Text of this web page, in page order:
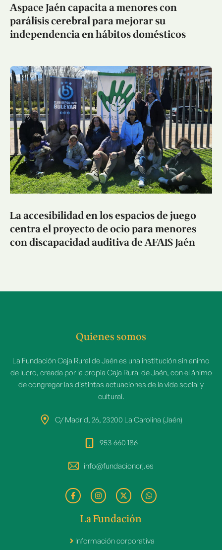
Aspace Jaén capacita a menores con
parálisis cerebral para mejorar su
independencia en hábitos domésticos
La accesibilidad en los espacios de juego
centra el proyecto de ocio para menores
con discapacidad auditiva de AFAIS Jaén
Quienes somos
La Fundación Caja Rural de Jaén es una institución sin animo
de lucro, creada por la propia Caja Rural de Jaén, con el ánimo
de congregar las distintas actuaciones de la vida social y
cultural.
C/ Madrid, 26, 23200 La Carolina (Jaén)
953 660 186
info@fundacioncrj.es
La Fundación
Información corporativa